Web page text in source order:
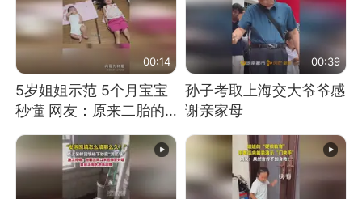
00:14
5岁姐姐示范 5个月宝宝
秒懂 网友：原来二胎的
00:39
孙子考取上海交大爷爷感
谢亲家母